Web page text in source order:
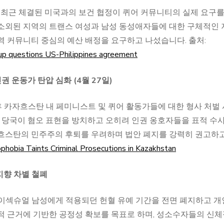
근 체결된 미국과의 보건 협정이 퀴어 커뮤니티의 실제 요구
된 지역의 트랜스 여성과 남성 동성애자들에 대한 구체적인
커뮤니티 중심의 예산 배정을 요구하고 나섰습니다. 출처:
questions US-Philippines agreement
운동가 탄압 심화 (4월 27일)
자흐스탄 내 페미니스트 및 퀴어 활동가들에 대한 형사 처벌
국이 혐오 표현을 방치하고 오히려 인권 옹호자들을 표적 수
탄의 민주주의 후퇴를 우려하며 법안 폐지를 강력히 권고하
Taints Criminal Prosecutions in Kazakhstan
향 차별 철폐
슈얼 남성에게 적용되던 헌혈 유예 기간을 전면 폐지하고 개
근거에 기반한 공정성 확보를 목표로 하며, 성소수자들의 신